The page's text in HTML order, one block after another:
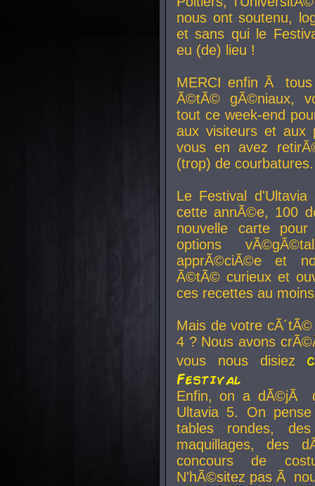
nous ont soutenu,
et sans qui le
eu (de) lieu !
MERCI enfin Ã
Ã©tÃ© gÃ©niaux,
tout ce week-end
aux visiteurs et aux
vous en avez
(trop) de courbatures.
Le Festival
cette annÃ©e, 100
nouvelle carte
options
apprÃ©ciÃ©e et
Ã©tÃ© curieux et
ces recettes au
Mais de votre
4 ? Nous avons
vous nous disiez
Festival
Enfin, on a dÃ©jÃ
Ultavia 5. On
tables rondes,
maquillages, des
concours de
N'hÃ©sitez pas Ã